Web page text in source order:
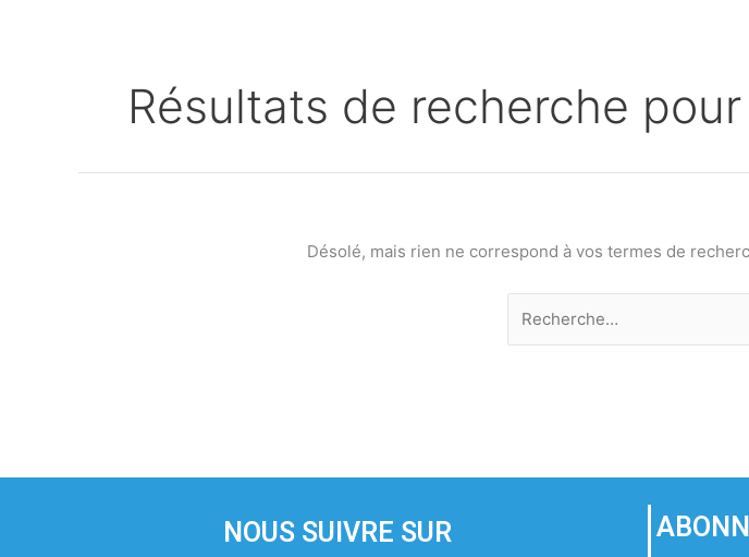
Résultats de recherche pour
Désolé, mais rien ne correspond à vos termes de
NOUS SUIVRE SUR